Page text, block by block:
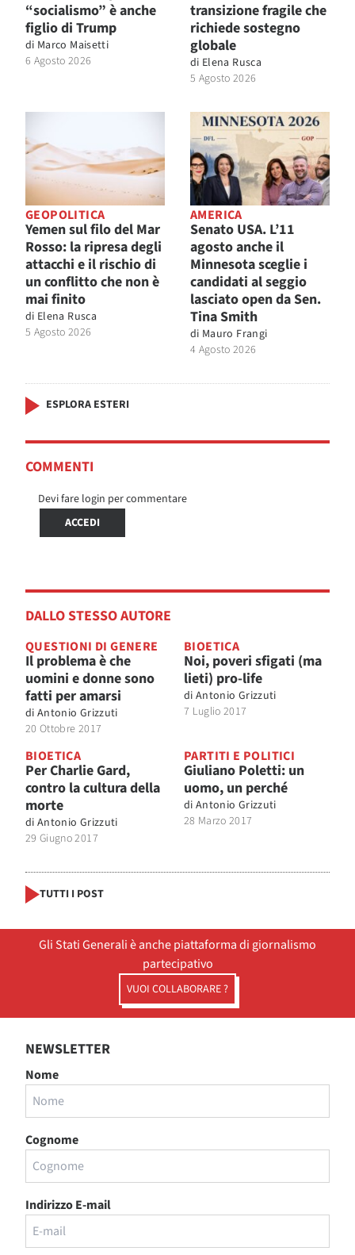
“socialismo” è anche
figlio di Trump
di Marco Maisetti
6 Agosto 2026
transizione fragile che
richiede sostegno
globale
di Elena Rusca
5 Agosto 2026
GEOPOLITICA
Yemen sul filo del Mar
Rosso: la ripresa degli
attacchi e il rischio di
un conflitto che non è
mai finito
di Elena Rusca
5 Agosto 2026
AMERICA
Senato USA. L’11
agosto anche il
Minnesota sceglie i
candidati al seggio
lasciato open da Sen.
Tina Smith
di Mauro Frangi
4 Agosto 2026
ESPLORA ESTERI
COMMENTI
Devi fare login per commentare
ACCEDI
DALLO STESSO AUTORE
QUESTIONI DI GENERE
Il problema è che
uomini e donne sono
fatti per amarsi
di Antonio Grizzuti
20 Ottobre 2017
BIOETICA
Noi, poveri sfigati (ma
lieti) pro-life
di Antonio Grizzuti
7 Luglio 2017
BIOETICA
Per Charlie Gard,
contro la cultura della
morte
di Antonio Grizzuti
29 Giugno 2017
PARTITI E POLITICI
Giuliano Poletti: un
uomo, un perché
di Antonio Grizzuti
28 Marzo 2017
TUTTI I POST
Gli Stati Generali è anche piattaforma di giornalismo
partecipativo
VUOI COLLABORARE ?
NEWSLETTER
Nome
Cognome
Indirizzo E-mail